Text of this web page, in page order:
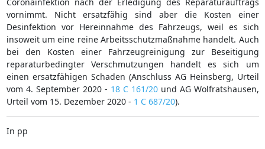
vornimmt. Nicht ersatzfähig sind aber die Kosten einer
Desinfektion vor Hereinnahme des Fahrzeugs, weil es sich
insoweit um eine reine Arbeitsschutzmaßnahme handelt. Auch
bei den Kosten einer Fahrzeugreinigung zur Beseitigung
reparaturbedingter Verschmutzungen handelt es sich um
einen ersatzfähigen Schaden (Anschluss AG Heinsberg, Urteil
vom 4. September 2020 - 18 C 161/20und AG Wolfratshausen,
Urteil vom 15. Dezember 2020 - 1 C 687/20).
In pp